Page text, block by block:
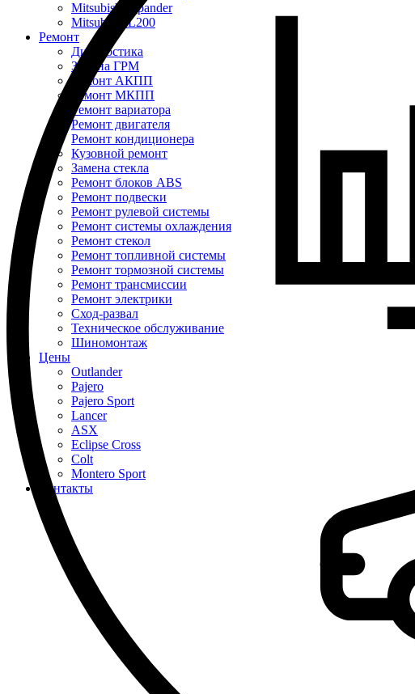
Mitsubishi Xpander
Mitsubishi L200
Ремонт
Диагностика
Замена ГРМ
Ремонт АКПП
Ремонт МКПП
Ремонт вариатора
Ремонт двигателя
Ремонт кондиционера
Кузовной ремонт
Замена стекла
Ремонт блоков ABS
Ремонт подвески
Ремонт рулевой системы
Ремонт системы охлаждения
Ремонт стекол
Ремонт топливной системы
Ремонт тормозной системы
Ремонт трансмиссии
Ремонт электрики
Сход-развал
Техническое обслуживание
Шиномонтаж
Цены
Outlander
Pajero
Pajero Sport
Lancer
ASX
Eclipse Cross
Colt
Montero Sport
Контакты